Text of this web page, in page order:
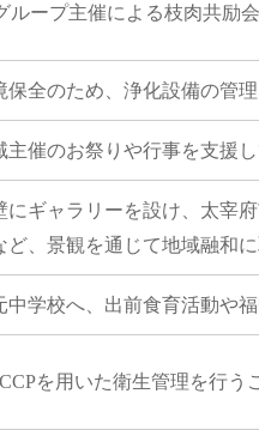
ループ主催による枝肉共励
保全のため、浄化設備の管理
主催のお祭りや行事を支援し
にギャラリーを設け、太宰
ど、景観を通じて地域融和
中学校へ、出前食育活動や
を用いた衛生管理を行う